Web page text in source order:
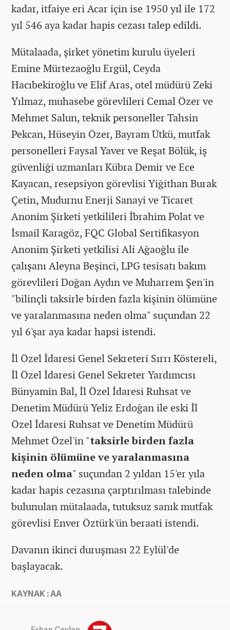
kadar, itfaiye eri Acar için ise 1950 yıl ile 172
yıl 546 aya kadar hapis cezası talep edildi.
Mütalaada, şirket yönetim kurulu üyeleri
Emine Mürtezaoğlu Ergül, Ceyda
Hacıbekiroğlu ve Elif Aras, otel müdürü Zeki
Yılmaz, muhasebe görevlileri Cemal Özer ve
Mehmet Salun, teknik personeller Tahsin
Pekcan, Hüseyin Özer, Bayram Ütkü, mutfak
personelleri Faysal Yaver ve Reşat Bölük, iş
güvenliği uzmanları Kübra Demir ve Ece
Kayacan, resepsiyon görevlisi Yiğithan Burak
Çetin, Mudurnu Enerji Sanayi ve Ticaret
Anonim Şirketi yetkilileri İbrahim Polat ve
İsmail Karagöz, FQC Global Sertifikasyon
Anonim Şirketi yetkilisi Ali Ağaoğlu ile
çalışanı Aleyna Beşinci, LPG tesisatı bakım
görevlileri Doğan Aydın ve Muharrem Şen'in
"bilinçli taksirle birden fazla kişinin ölümüne
ve yaralanmasına neden olma" suçundan 22
yıl 6'şar aya kadar hapsi istendi.
İl Özel İdaresi Genel Sekreteri Sırrı Köstereli,
İl Özel İdaresi Genel Sekreter Yardımcısı
Bünyamin Bal, İl Özel İdaresi Ruhsat ve
Denetim Müdürü Yeliz Erdoğan ile eski İl
Özel İdaresi Ruhsat ve Denetim Müdürü
Mehmet Özel'in "taksirle birden fazla
kişinin ölümüne ve yaralanmasına
neden olma" suçundan 2 yıldan 15'er yıla
kadar hapis cezasına çarptırılması talebinde
bulunulan mütalaada, tutuksuz sanık mutfak
görevlisi Enver Öztürk'ün beraati istendi.
Davanın ikinci duruşması 22 Eylül'de
başlayacak.
KAYNAK : AA